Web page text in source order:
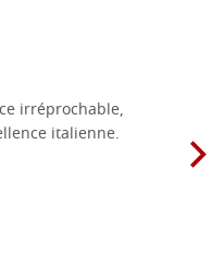
irréprochable,
italienne.